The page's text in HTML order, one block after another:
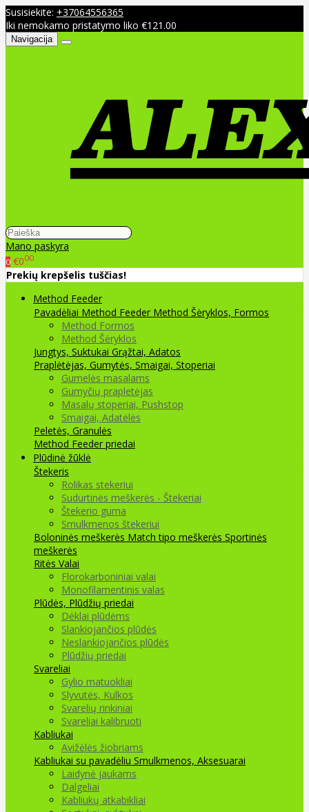
Susisiekite: +37064556365
Iki nemokamo pristatymo liko €121.00
Navigacija
Mano paskyra
0 €000
Prekių krepšelis tuščias!
Method Feeder
Pavadėliai Method Feeder Method Šėryklos, Formos
Method Formos
Method Šėryklos
Jungtys, Suktukai Grąžtai, Adatos
Praplėtėjas, Gumytės, Smaigai, Stoperiai
Gumelės masalams
Gumyčių prapletėjas
Masalų stoperiai, Pushstop
Smaigai, Adatėlės
Peletės, Granulės
Method Feeder priedai
Plūdinė žūklė
Štekeris
Rolikas stekeriui
Sudurtinės meškerės - Štekeriai
Štekerio guma
Smulkmenos štekeriui
Boloninės meškerės Match tipo meškerės Sportinės
meškerės
Ritės Valai
Florokarboniniai valai
Monofilamentinis valas
Plūdės, Plūdžių priedai
Dėklai plūdėms
Slankiojančios plūdės
Neslankiojančios plūdės
Plūdžių priedai
Svareliai
Gylio matuokliai
Slyvutės, Kulkos
Svarelių rinkiniai
Svareliai kalibruoti
Kabliukai
Avižėlės žiobriams
Kabliukai su pavadėliu Smulkmenos, Aksesuarai
Laidynė jaukams
Dalgeliai
Kabliukų atkabikliai